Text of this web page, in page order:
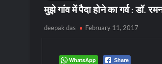
मुझे गांव में पैदा होने का गर्व : डॉ.
deepak das February 11, 2017
WhatsApp Share